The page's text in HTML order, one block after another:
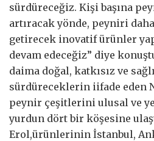
sürdüreceğiz. Kişi başına
artıracak yönde, peyniri
getirecek inovatif ürünler
devam edeceğiz” diye
daima doğal, katkısız ve
sürdüreceklerin iifade eden
peynir çeşitlerini ulusal ve
yurdun dört bir köşesine
Erol,ürünlerinin İstanbul,